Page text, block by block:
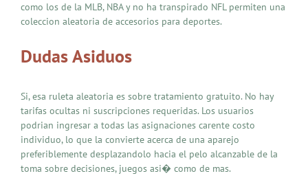
como los de la MLB, NBA y no ha transpirado NFL permiten una
coleccion aleatoria de accesorios para deportes.
Dudas Asiduos
Si, esa ruleta aleatoria es sobre tratamiento gratuito. No hay
tarifas ocultas ni suscripciones requeridas. Los usuarios
podrian ingresar a todas las asignaciones carente costo
individuo, lo que la convierte acerca de una aparejo
preferiblemente desplazandolo hacia el pelo alcanzable de la
toma sobre decisiones, juegos asi� como de mas.